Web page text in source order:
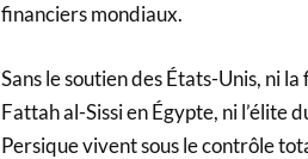
financiers mondiaux.
Sans le soutien des États-Unis, ni
Fattah al-Sissi en Égypte, ni l’élite
Persique vivent sous le contrôle